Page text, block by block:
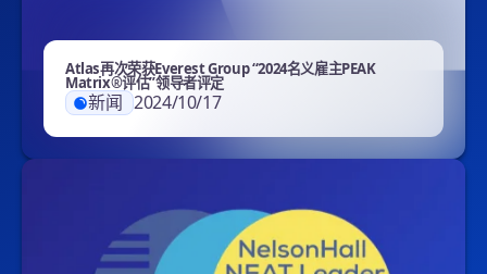
Atlas再次荣获Everest Group “2024名义雇主PEAK
Matrix®评估”领导者评定
新闻 2024/10/17